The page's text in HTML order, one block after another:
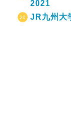
2021
JR九州大